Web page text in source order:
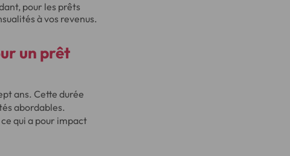
pour les prêts
à vos revenus.
un prêt
ans. Cette durée
abordables.
qui a pour impact